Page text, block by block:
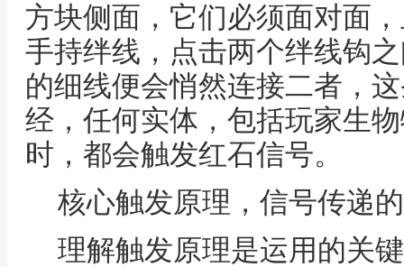
方块侧面，它们必须面对面
手持绊线，点击两个绊线钩
的细线便会悄然连接二者，
经，任何实体，包括玩家生
时，都会触发红石信号。
核心触发原理，信号传递
理解触发原理是运用的关